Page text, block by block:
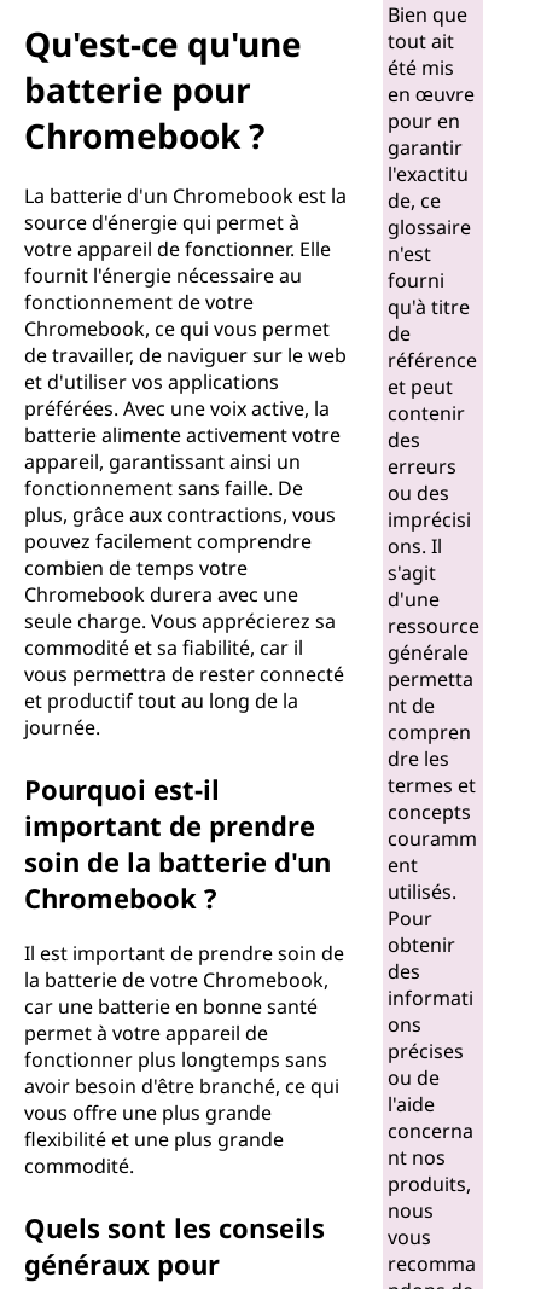
h
o
m
Qu'est-ce qu'une
batterie pour
Chromebook ?
La batterie d'un Chromebook est la
source d'énergie qui permet à
votre appareil de fonctionner. Elle
fournit l'énergie nécessaire au
fonctionnement de votre
Chromebook, ce qui vous permet
de travailler, de naviguer sur le web
et d'utiliser vos applications
préférées. Avec une voix active, la
batterie alimente activement votre
appareil, garantissant ainsi un
fonctionnement sans faille. De
plus, grâce aux contractions, vous
pouvez facilement comprendre
combien de temps votre
Chromebook durera avec une
seule charge. Vous apprécierez sa
commodité et sa fiabilité, car il
vous permettra de rester connecté
et productif tout au long de la
journée.
Pourquoi est-il
important de prendre
soin de la batterie d'un
Chromebook ?
Il est important de prendre soin de
la batterie de votre Chromebook,
car une batterie en bonne santé
permet à votre appareil de
fonctionner plus longtemps sans
avoir besoin d'être branché, ce qui
vous offre une plus grande
flexibilité et une plus grande
commodité.
Quels sont les conseils
généraux pour
Bien que
tout ait
été mis
en œuvre
pour en
garantir
l'exactitu
de, ce
glossaire
n'est
fourni
qu'à titre
de
référence
et peut
contenir
des
erreurs
ou des
imprécisi
ons. Il
s'agit
d'une
ressource
générale
permetta
nt de
compren
dre les
termes et
concepts
couramm
ent
utilisés.
Pour
obtenir
des
informati
ons
précises
ou de
l'aide
concerna
nt nos
produits,
nous
vous
recomma